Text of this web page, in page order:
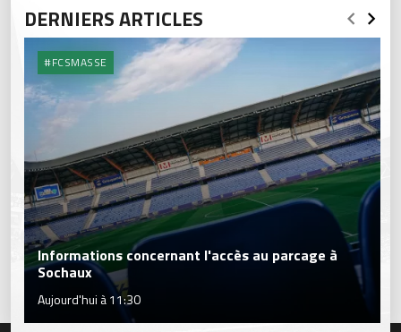
DERNIERS ARTICLES
#FCSMASSE
Informations concernant l'accès au parcage à
Sochaux
Aujourd'hui à 11:30